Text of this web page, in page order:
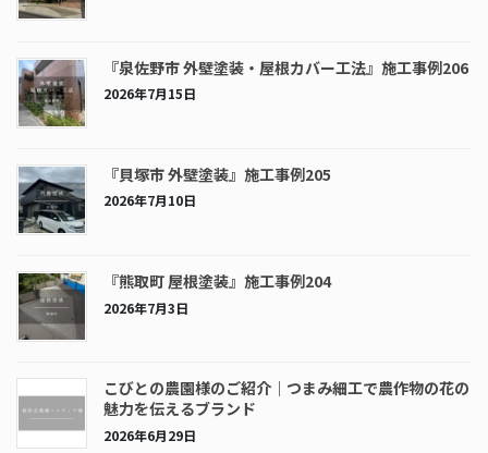
『泉佐野市 外壁塗装・屋根カバー工法』施工事例206
2026年7月15日
『貝塚市 外壁塗装』施工事例205
2026年7月10日
『熊取町 屋根塗装』施工事例204
2026年7月3日
こびとの農園様のご紹介｜つまみ細工で農作物の花の
魅力を伝えるブランド
2026年6月29日